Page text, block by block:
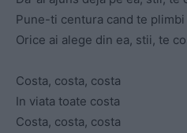
Pune-ti centura cand te
Orice ai alege din ea, stii, te
Costa, costa, costa
In viata toate costa
Costa, costa, costa